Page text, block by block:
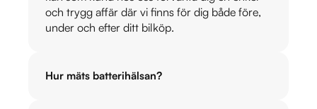
och trygg affär där vi finns för dig både före,
under och efter ditt bilköp.
Hur mäts batterihälsan?